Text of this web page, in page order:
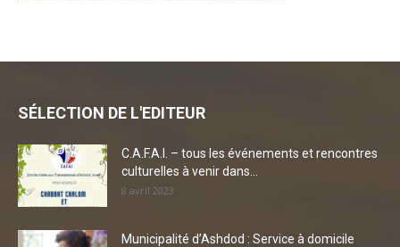
SÉLECTION DE L'EDITEUR
C.A.F.A.I. – tous les événements et rencontres
culturelles à venir dans...
8 avril 2023
Municipalité d’Ashdod : Service à domicile